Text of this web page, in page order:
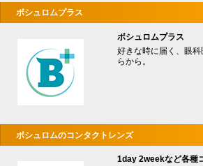
ボシュロムプラス
ボシュロムプラス
好きな時に届く、眼
らから。
ボシュロムのコンタクトレンズ
1day 2weekなど各種